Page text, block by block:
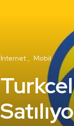
İnternet Mobil